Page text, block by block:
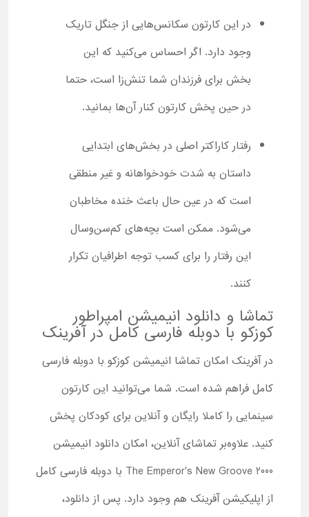
در این کارتون سکانس‌هایی از جنگل تاریک
وجود دارد. اگر احساس می‌کنید که این
بخش برای فرزندان شما تنش‌زا است، حتما
در حین پخش کارتون کنار آن‌ها بمانید.
رفتار کاراکتر اصلی در بخش‌های ابتدایی
داستان به شدت خودخواهانه و غیر منطقی
است که در عین حال باعث خنده مخاطبان
می‌شود. ممکن است بچه‌های کم‌سن‌و‌سال
این رفتار را برای کسب توجه اطرافیان تکرار
کنند.
تماشا و دانلود انیمیشن امپراطور
کوزکو با دوبله فارسی کامل در آفرینک
در آفرینک امکان تماشا انیمیشن کوزکو با دوبله فارسی
کامل فراهم شده است. شما می‌توانید این کارتون
سینمایی را کاملا رایگان و آنلاین برای کودکان پخش
کنید. علاوه‌بر تماشای آنلاین، امکان دانلود انیمیشن
The Emperor's New Groove 2000 با دوبله فارسی کامل
از اپلیکیشن آفرینک هم وجود دارد. پس از دانلود،